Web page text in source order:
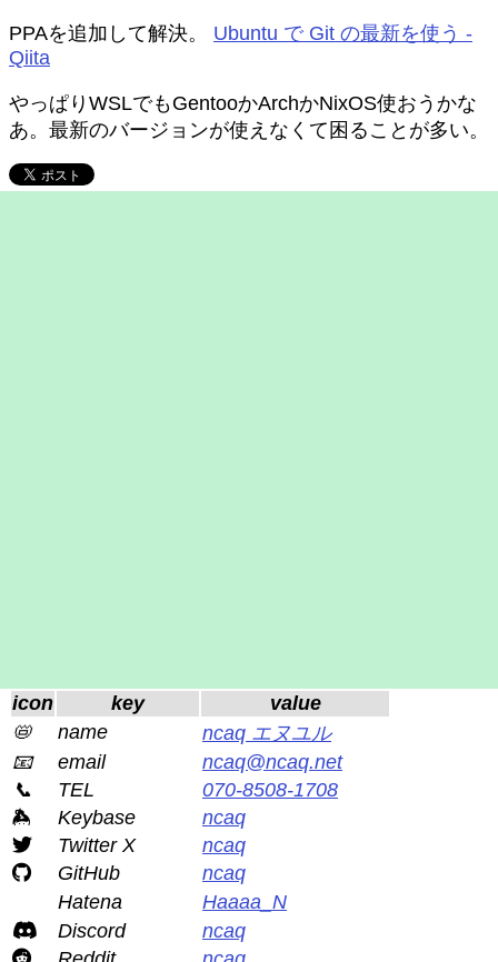
PPAを追加して解決。 Ubuntu で Git の最新を使う -
Qiita
やっぱりWSLでもGentooかArchかNixOS使おうかな
あ。最新のバージョンが使えなくて困ることが多い。
icon key
value
📛
name
ncaq エヌユル
📧
email
ncaq@ncaq.net
📞
TEL
070-8508-1708
Keybase
ncaq
Twitter X
ncaq
GitHub
ncaq
Hatena
Haaaa_N
Discord
ncaq